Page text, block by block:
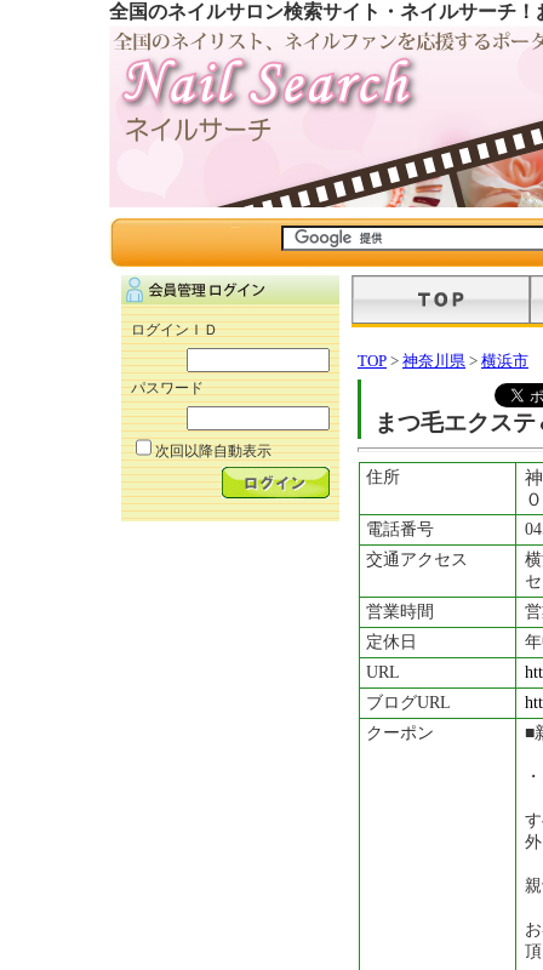
全国のネイルサロン検索サイト・ネイルサーチ
ログインＩＤ
パスワード
次回以降自動表示
TOP > 神奈川県 > 横浜市
まつ毛エクス
住所
電話番号
交通アクセス
営業時間
定休日
URL
ブログURL
クーポン
■